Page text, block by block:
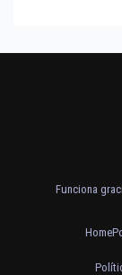
Funciona
Home